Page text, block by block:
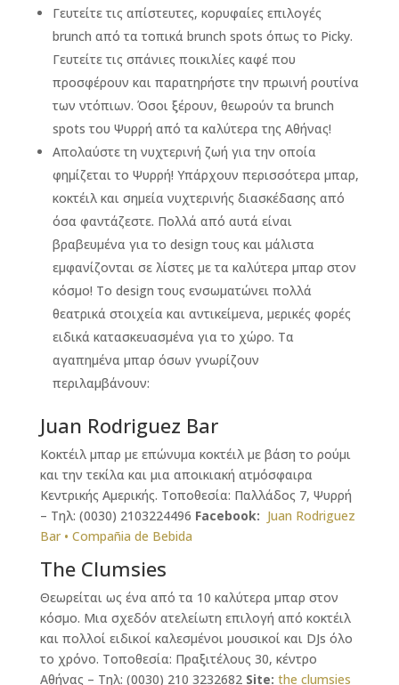
Γευτείτε τις απίστευτες, κορυφαίες επιλογές
brunch από τα τοπικά brunch spots όπως το Picky.
Γευτείτε τις σπάνιες ποικιλίες καφέ που
προσφέρουν και παρατηρήστε την πρωινή ρουτίνα
των ντόπιων. Όσοι ξέρουν, θεωρούν τα brunch
spots του Ψυρρή από τα καλύτερα της Αθήνας!
Απολαύστε τη νυχτερινή ζωή για την οποία
φημίζεται το Ψυρρή! Υπάρχουν περισσότερα μπαρ,
κοκτέιλ και σημεία νυχτερινής διασκέδασης από
όσα φαντάζεστε. Πολλά από αυτά είναι
βραβευμένα για το design τους και μάλιστα
εμφανίζονται σε λίστες με τα καλύτερα μπαρ στον
κόσμο! Το design τους ενσωματώνει πολλά
θεατρικά στοιχεία και αντικείμενα, μερικές φορές
ειδικά κατασκευασμένα για το χώρο. Τα
αγαπημένα μπαρ όσων γνωρίζουν
περιλαμβάνουν:
Juan Rodriguez Bar
Κοκτέιλ μπαρ με επώνυμα κοκτέιλ με βάση το ρούμι
και την τεκίλα και μια αποικιακή ατμόσφαιρα
Κεντρικής Αμερικής. Τοποθεσία: Παλλάδος 7, Ψυρρή
– Τηλ: (0030) 2103224496 Facebook: Juan Rodriguez
Bar • Compañia de Bebida
The Clumsies
Θεωρείται ως ένα από τα 10 καλύτερα μπαρ στον
κόσμο. Μια σχεδόν ατελείωτη επιλογή από κοκτέιλ
και πολλοί ειδικοί καλεσμένοι μουσικοί και DJs όλο
το χρόνο. Τοποθεσία: Πραξιτέλους 30, κέντρο
Αθήνας – Τηλ: (0030) 210 3232682 Site: the clumsies